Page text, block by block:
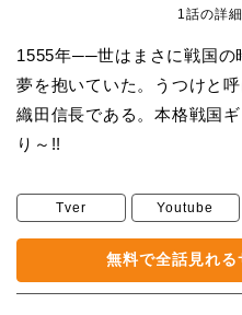
1話の詳
1555年──世はまさに戦国の
夢を抱いていた。うつけと
織田信長である。本格戦国
り～!!
Tver Youtube
無料で全話見れる